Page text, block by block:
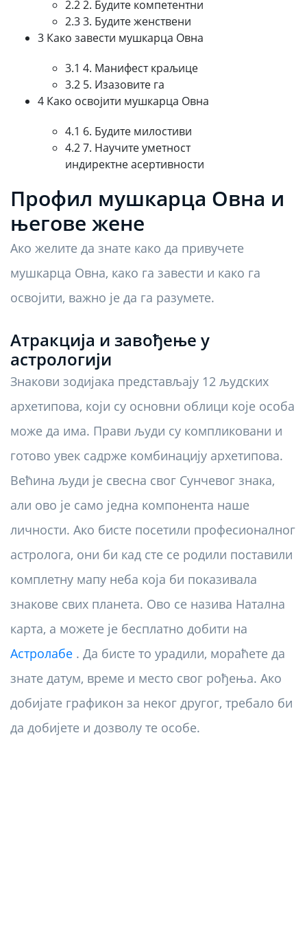
2.2 2. Будите компетентни
2.3 3. Будите женствени
3 Како завести мушкарца Овна
3.1 4. Манифест краљице
3.2 5. Изазовите га
4 Како освојити мушкарца Овна
4.1 6. Будите милостиви
4.2 7. Научите уметност
индиректне асертивности
Профил мушкарца Овна и
његове жене
Ако желите да знате како да привучете
мушкарца Овна, како га завести и како га
освојити, важно је да га разумете.
Атракција и завођење у
астрологији
Знакови зодијака представљају 12 људских
архетипова, који су основни облици које особа
може да има. Прави људи су компликовани и
готово увек садрже комбинацију архетипова.
Већина људи је свесна свог Сунчевог знака,
али ово је само једна компонента наше
личности. Ако бисте посетили професионалног
астролога, они би кад сте се родили поставили
комплетну мапу неба која би показивала
знакове свих планета. Ово се назива Натална
карта, а можете је бесплатно добити на
Астролабе . Да бисте то урадили, мораћете да
знате датум, време и место свог рођења. Ако
добијате графикон за неког другог, требало би
да добијете и дозволу те особе.